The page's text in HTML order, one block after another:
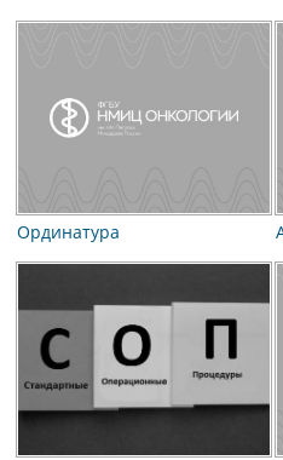
Ординатура